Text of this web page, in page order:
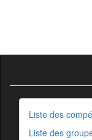
Liste des
Liste des